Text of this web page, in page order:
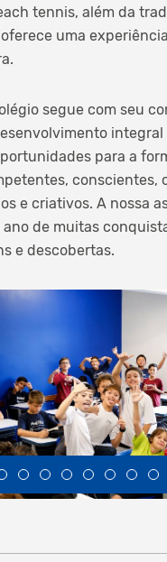
tennis, além da
uma
segue com seu
para a
conscientes,
e criativos. A nossa
ano de muitas
e descobertas.